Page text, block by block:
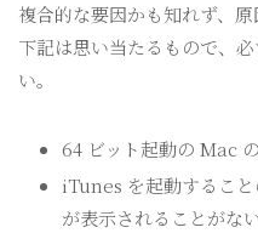
複合的な要因かも知れず、原
下記は思い当たるもので、
い。
64 ビット起動の Mac
iTunes を起動するこ
が表示されることがな